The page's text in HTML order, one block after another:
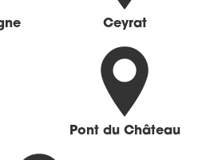
Ceyrat
Pont du Château